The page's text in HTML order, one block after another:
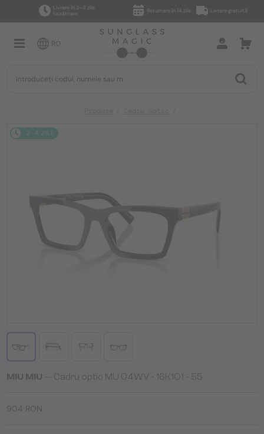
Livrare în 2–4 zile
lucrătoare
Returnare în 14 zile Livrare gratuită
RO
2-4 ZILE
MIU MIU — Cadru optic MU 04WV - ​16K1O1 - ​55
904 RON